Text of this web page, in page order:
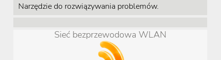
Narzędzie do rozwiązywania problemów.
Sieć bezprzewodowa WLAN